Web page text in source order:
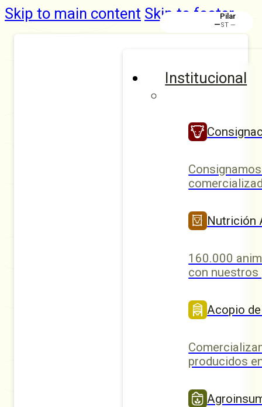
Skip to main content Skip to footer
Institucional
Nutrición
160.000
con
Acopio
producidos
Pilar
—ST —